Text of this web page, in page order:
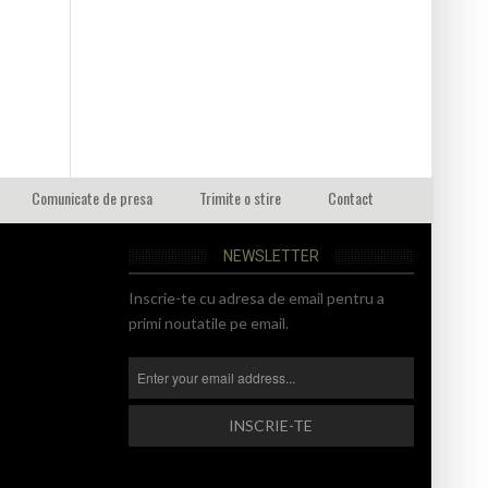
Comunicate de presa Trimite o stire Contact
NEWSLETTER
Inscrie-te cu adresa de email pentru a
primi noutatile pe email.